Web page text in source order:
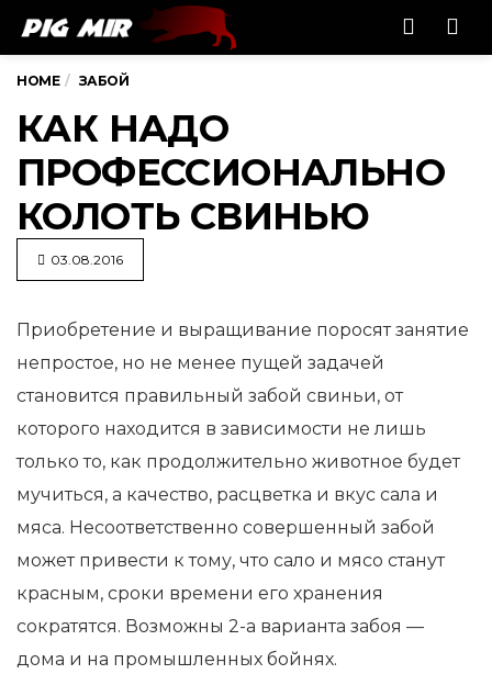
HOME ЗАБОЙ
КАК НАДО
ПРОФЕССИОНАЛЬНО
КОЛОТЬ СВИНЬЮ
03.08.2016
Приобретение и выращивание поросят занятие
непростое, но не менее пущей задачей
становится правильный забой свиньи, от
которого находится в зависимости не лишь
только то, как продолжительно животное будет
мучиться, а качество, расцветка и вкус сала и
мяса. Несоответственно совершенный забой
может привести к тому, что сало и мясо станут
красным, сроки времени его хранения
сократятся. Возможны 2-а варианта забоя —
дома и на промышленных бойнях.